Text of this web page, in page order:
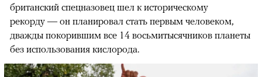
британский спецназовец шел к историческому
рекорду — он планировал стать первым человеком,
дважды покорившим все 14 восьмитысячников планеты
без использования кислорода.